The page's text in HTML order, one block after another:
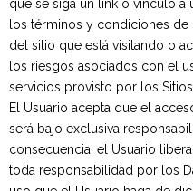
Sucursales
que se siga un link o vínculo a
los términos y condiciones
del sitio que está visitando o
los riesgos asociados con el
servicios provisto por los Sitios
El Usuario acepta que el
será bajo exclusiva
consecuencia, el Usuario
toda responsabilidad por los